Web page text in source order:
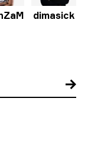
dimasick